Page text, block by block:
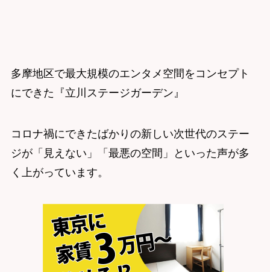
多摩地区で最大規模のエンタメ空間をコンセプト
にできた『立川ステージガーデン』
コロナ禍にできたばかりの新しい次世代のステー
ジが「見えない」「最悪の空間」といった声が多
く上がっています。